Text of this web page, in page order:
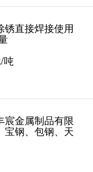
锈直接焊接使用
吨
宸金属制品有限
宝钢、包钢、天